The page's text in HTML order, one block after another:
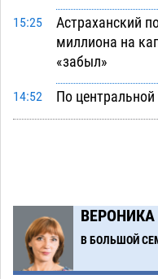
15:25
Астраханский
миллиона на
«забыл»
14:52
По центральной
павлин
13:38
Астраханская
за каждый день
решения
В БОЛЬШОЙ